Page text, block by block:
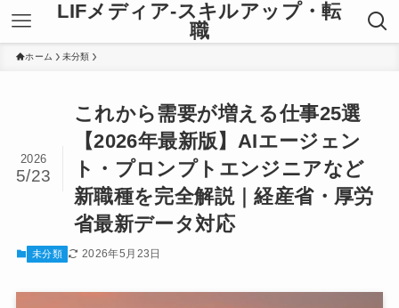
LIFメディア-スキルアップ・転
職
ホーム 未分類
これから需要が増える仕事25選
【2026年最新版】AIエージェン
ト・プロンプトエンジニアなど
新職種を完全解説｜経産省・厚労
省最新データ対応
2026
5/23
未分類 2026年5月23日